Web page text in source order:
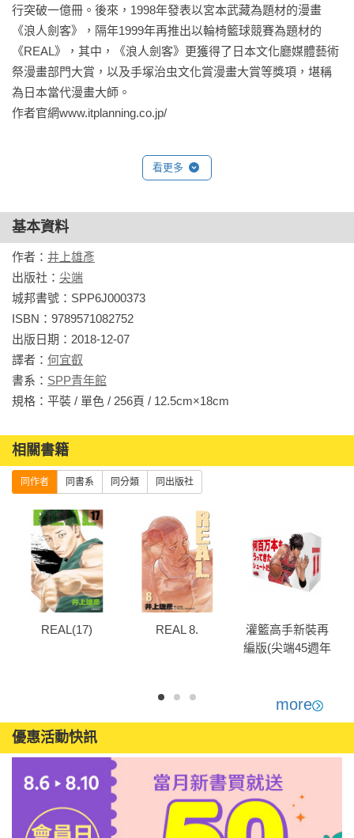
行突破一億冊。後來，1998年發表以宮本武藏為題材的漫畫
《浪人劍客》，隔年1999年再推出以輪椅籃球競賽為題材的
《REAL》，其中，《浪人劍客》更獲得了日本文化廳媒體藝術
祭漫畫部門大賞，以及手塚治虫文化賞漫畫大賞等獎項，堪稱
為日本當代漫畫大師。
作者官網www.itplanning.co.jp/
看更多
基本資料
作者： 井上雄彥
出版社： 尖端
城邦書號：SPP6J000373
ISBN：9789571082752
出版日期：2018-12-07
譯者： 何宜叡
書系： SPP青年館
規格：平裝 / 單色 / 256頁 / 12.5cm×18cm
相關書籍
同作者 同書系 同分類 同出版社
REAL(17) REAL 8.
灌籃⾼⼿新裝再
編版(尖端45週年
more
優惠活動快訊